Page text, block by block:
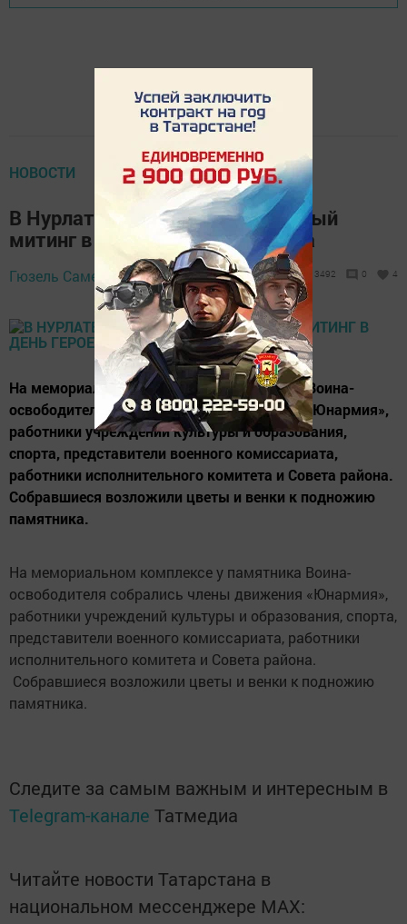
НОВОСТИ
В Нурлате прошёл торжественный
митинг в День героев Отечества
Гюзель Самерханова, 9 декабря 2021 -
17:09
3492 0 4
На мемориальном комплексе у памятника Воина-
освободителя собрались члены движения «Юнармия»,
работники учреждений культуры и образования,
спорта, представители военного комиссариата,
работники исполнительного комитета и Совета района.
Собравшиеся возложили цветы и венки к подножию
памятника.
На мемориальном комплексе у памятника Воина-
освободителя собрались члены движения «Юнармия»,
работники учреждений культуры и образования, спорта,
представители военного комиссариата, работники
исполнительного комитета и Совета района.
Собравшиеся возложили цветы и венки к подножию
памятника.
Следите за самым важным и интересным в
Telegram-канале Татмедиа
Читайте новости Татарстана в
национальном мессенджере MАХ: